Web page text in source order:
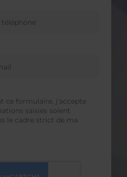
ce formulaire, j'accepte
saisies soient
le cadre strict de ma